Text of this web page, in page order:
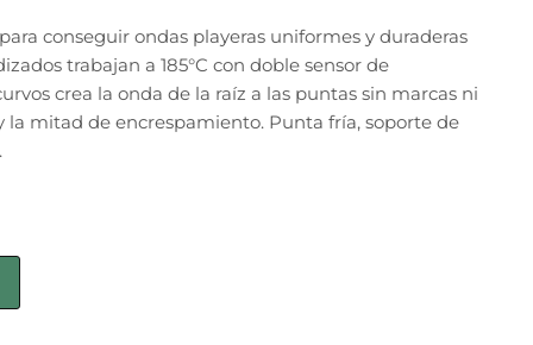
conseguir ondas playeras uniformes y duraderas
trabajan a 185°C con doble sensor de
crea la onda de la raíz a las puntas sin marcas ni
la mitad de encrespamiento. Punta fría, soporte de